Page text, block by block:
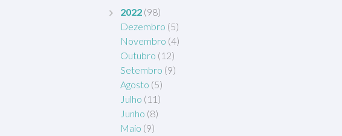
2022 (98)
Dezembro (5)
Novembro (4)
Outubro (12)
Setembro (9)
Agosto (5)
Julho (11)
Junho (8)
Maio (9)